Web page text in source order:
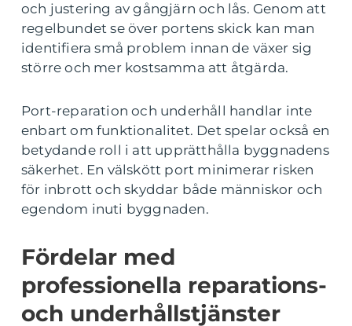
och justering av gångjärn och lås. Genom att
regelbundet se över portens skick kan man
identifiera små problem innan de växer sig
större och mer kostsamma att åtgärda.
Port-reparation och underhåll handlar inte
enbart om funktionalitet. Det spelar också en
betydande roll i att upprätthålla byggnadens
säkerhet. En välskött port minimerar risken
för inbrott och skyddar både människor och
egendom inuti byggnaden.
Fördelar med
professionella reparations-
och underhållstjänster